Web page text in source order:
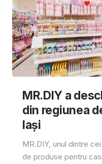
MR.DIY a
din regiunea
Iași
MR.DIY, unul dintre
de produse pentru